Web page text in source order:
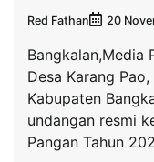
Red Fathan 20
Bangkalan,Media
Desa Karang
Kabupaten
undangan resmi
Pangan Tahun